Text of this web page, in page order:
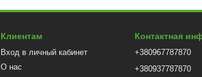
Клиентам
Вход в личный кабинет
О нас
Контактная
+380967787870
+380937787870